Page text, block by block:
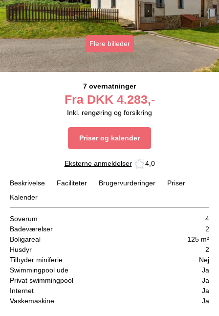
Flere billeder
7 overnatninger
Fra DKK 4.283,-
Inkl. rengøring og forsikring
Priser og kalender
Eksterne anmeldelser 4,0
Beskrivelse Faciliteter Brugervurderinger
Priser
Kalender
Soverum
4
Badeværelser
2
Boligareal
125 m²
Husdyr
2
Tilbyder miniferie
Nej
Swimmingpool ude
Ja
Privat swimmingpool
Ja
Internet
Ja
Vaskemaskine
Ja